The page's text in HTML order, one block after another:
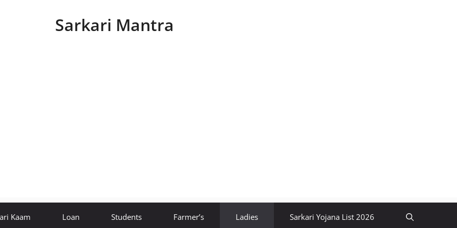
Sarkari Mantra
Kaam Loan Students Farmer’s Ladies Sarkari Yojana List 2026